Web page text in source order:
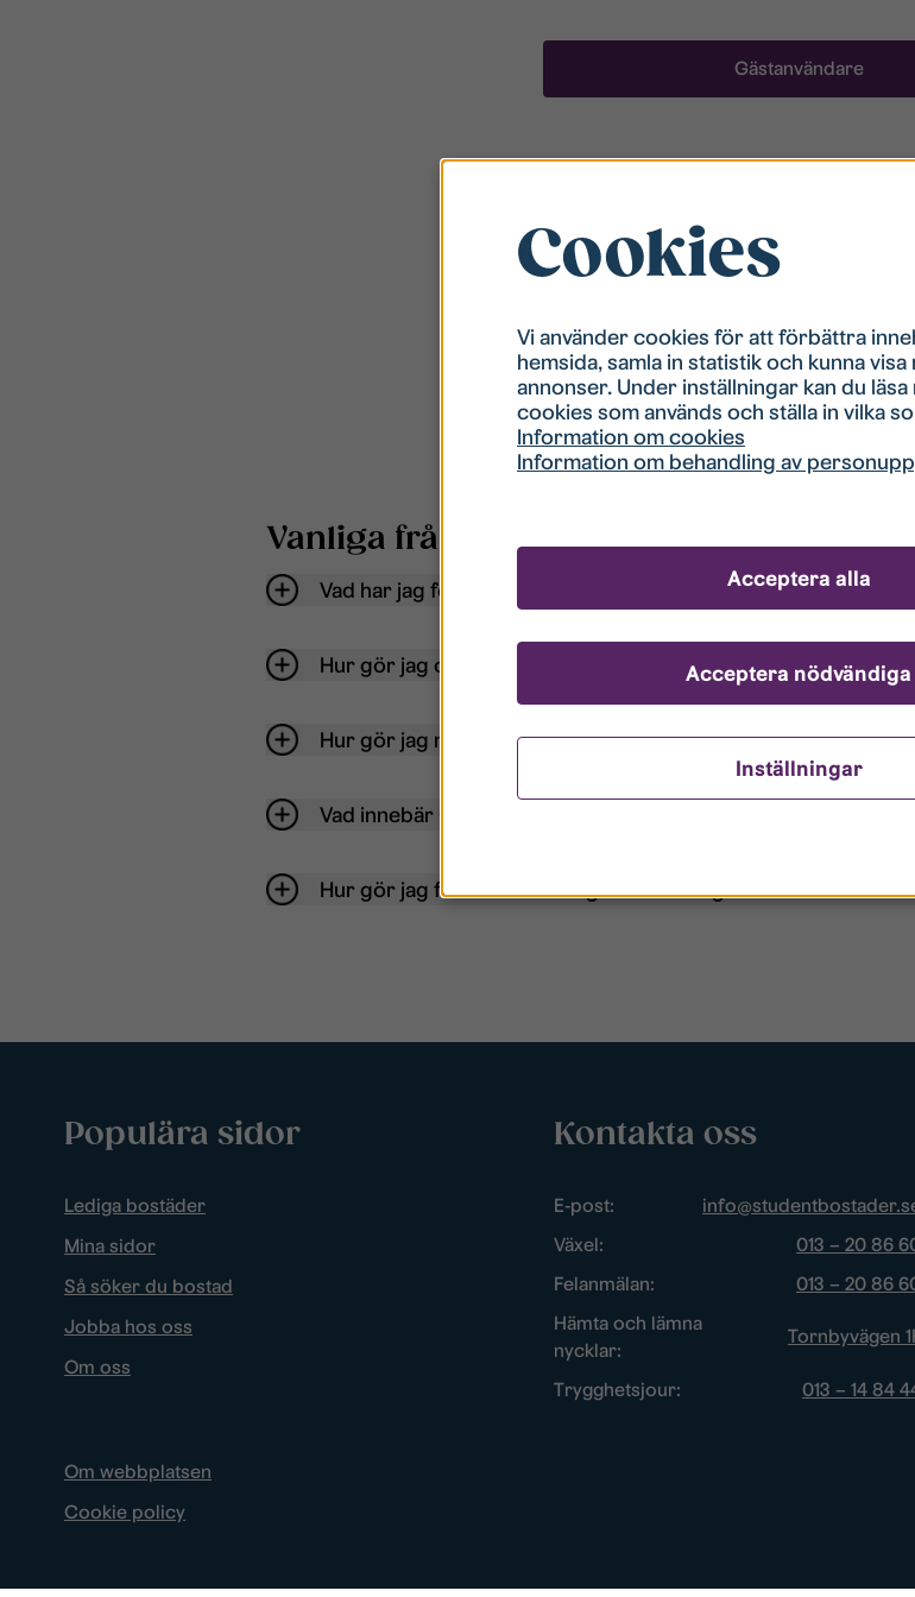
Gästanvändare
För att ha möjlighet att söka boende
snabbt!
Registrera ett konto
Vanliga frågor och svar
Vad har jag för användarnamn?
Hur gör jag om mitt konto är låst?
Hur gör jag när jag glömt mitt lösenord?
Vad innebär Gästkonto/Gästanvändare?
Hur gör jag för att bli borttagen ur era register?
Populära sidor
Lediga bostäder
Mina sidor
Så söker du bostad
Jobba hos oss
Om oss
Kontakta oss
E-post:
Växel:
013 – 20 86
Felanmälan:
013 – 20 86
Hämta och lämna
nycklar:
Tornbyvägen
Trygghetsjour: 013 – 14 84
Om webbplatsen
Cookie policy
Cookies
Vi använder cookies för att förbättra
hemsida, samla in statistik och kunna visa
annonser. Under inställningar kan du läsa
cookies som används och ställa in vilka
Information om cookies
Information om behandling av
Inställningar
Acceptera nödvändiga
Acceptera alla